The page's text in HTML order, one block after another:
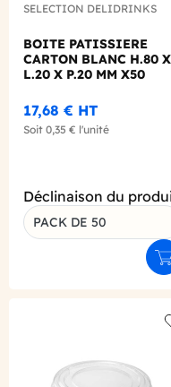
SELECTION DELIDRINKS
BOITE PATISSIERE
CARTON BLANC H.80 X
L.20 X P.20 MM X50
17,68 € HT
Soit 0,35 € l'unité
Déclinaison du
PACK DE 50